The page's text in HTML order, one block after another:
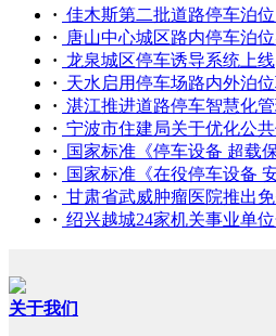
· 佳木斯第二批道路停车泊
·
唐山中心城区路内停车泊
· 龙泉城区停车诱导系统上线
· 天水启用停车场路内外泊
· 湛江推进道路停车智慧化
· 宁波市住建局关于优化公
·
国家标准《停车设备 超载
·
国家标准《在役停车设备
· 甘肃省武威肿瘤医院推出
· 绍兴越城24家机关事业单
关于我们